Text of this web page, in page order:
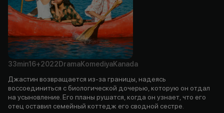
33min16+2022 DramaKomediyaKanada
Джастин возвращается из-за границы, надеясь
воссоединиться с биологической дочерью, которую он отдал
на усыновление. Его планы рушатся, когда он узнает, что его
отец оставил семейный коттедж его сводной сестре.